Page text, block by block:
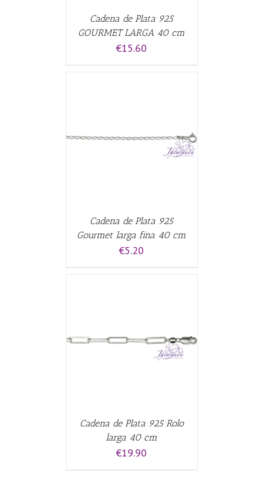
Cadena de Plata 925
GOURMET LARGA 40 cm
€15.60
Cadena de Plata 925
Gourmet larga fina 40 cm
€5.20
Cadena de Plata 925 Rolo
larga 40 cm
€19.90